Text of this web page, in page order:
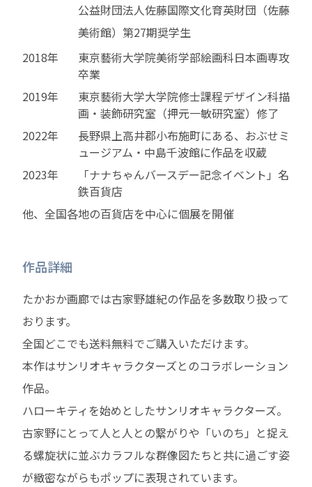
公益財団法人佐藤国際文化育英財団（佐藤
美術館）第27期奨学生
2018年
東京藝術大学院美術学部絵画科日本画専攻
卒業
2019年
東京藝術大学大学院修士課程デザイン科描
画・装飾研究室（押元一敏研究室）修了
2022年
長野県上高井郡小布施町にある、おぶせミ
ュージアム・中島千波館に作品を収蔵
2023年
「ナナちゃんバースデー記念イベント」名
鉄百貨店
他、全国各地の百貨店を中心に個展を開催
作品詳細
たかおか画廊では古家野雄紀の作品を多数取り扱って
おります。
全国どこでも送料無料でご購入いただけます。
本作はサンリオキャラクターズとのコラボレーション
作品。
ハローキティを始めとしたサンリオキャラクターズ。
古家野にとって人と人との繋がりや「いのち」と捉え
る螺旋状に並ぶカラフルな群像図たちと共に過ごす姿
が緻密ながらもポップに表現されています。